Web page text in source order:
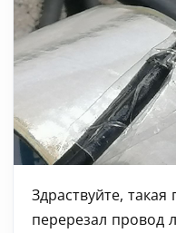
Здраствуйте,
перерезал провод